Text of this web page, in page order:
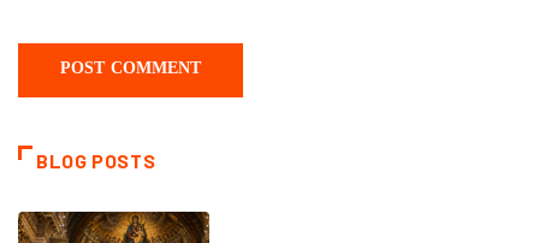
BLOG POSTS